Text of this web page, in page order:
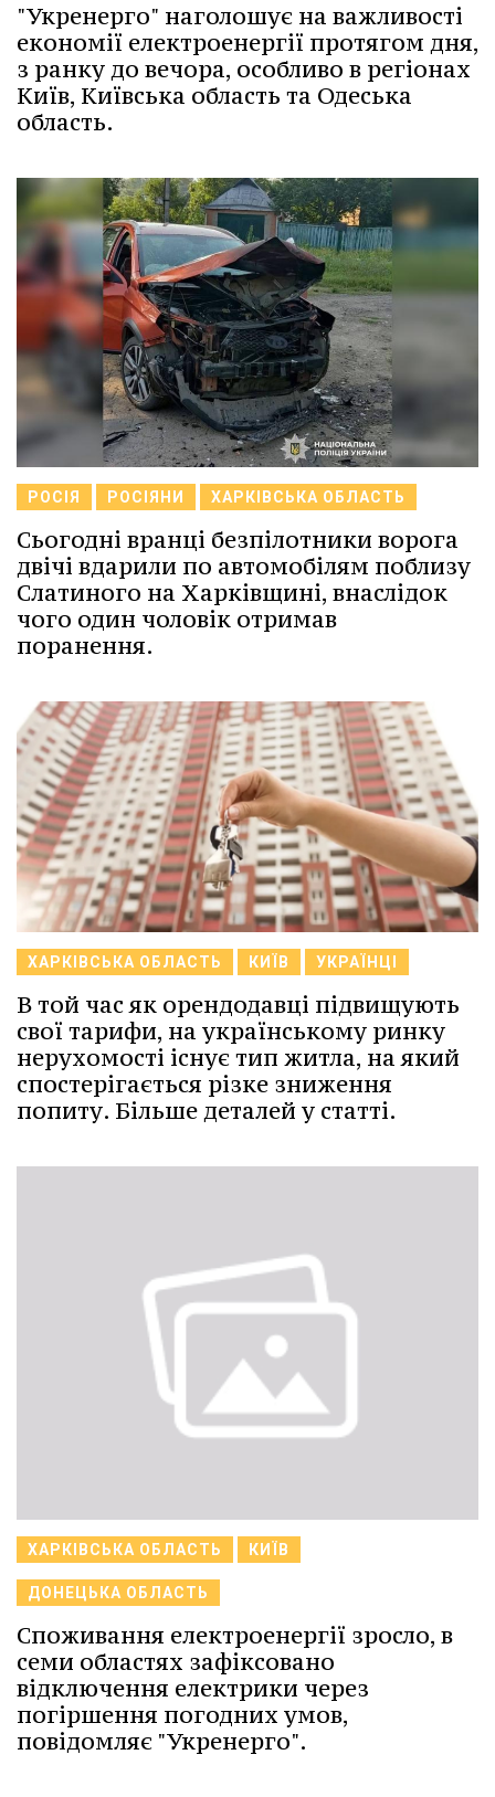
"Укренерго" наголошує на важливості
економії електроенергії протягом дня,
з ранку до вечора, особливо в регіонах
Київ, Київська область та Одеська
область.
РОСІЯ РОСІЯНИ ХАРКІВСЬКА ОБЛАСТЬ
Сьогодні вранці безпілотники ворога
двічі вдарили по автомобілям поблизу
Слатиного на Харківщині, внаслідок
чого один чоловік отримав
поранення.
ХАРКІВСЬКА ОБЛАСТЬ КИЇВ УКРАЇНЦІ
В той час як орендодавці підвищують
свої тарифи, на українському ринку
нерухомості існує тип житла, на який
спостерігається різке зниження
попиту. Більше деталей у статті.
ХАРКІВСЬКА ОБЛАСТЬ КИЇВ
ДОНЕЦЬКА ОБЛАСТЬ
Споживання електроенергії зросло, в
семи областях зафіксовано
відключення електрики через
погіршення погодних умов,
повідомляє "Укренерго".